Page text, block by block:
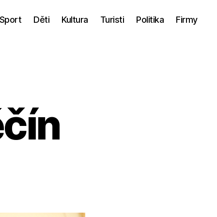
Sport Děti Kultura Turisti Politika Firmy